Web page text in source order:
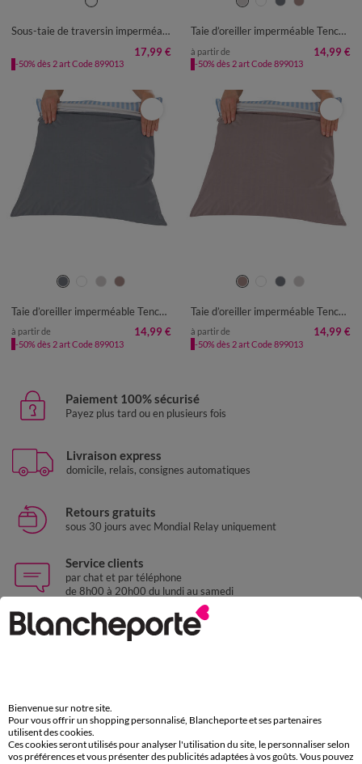
Sous-taie de traversin imperméable
17,99 €
-50% dès 2 art Code 899013
Taie d’oreiller imperméable Tencel®
à partir de 14,99 €
-50% dès 2 art Code 899013
Taie d’oreiller imperméable Tencel®
à partir de 14,99 €
-50% dès 2 art Code 899013
Taie d’oreiller imperméable Tencel®
à partir de 14,99 €
-50% dès 2 art Code 899013
Paiement 100% sécurisé
Payez plus tard ou en plusieurs fois
Livraison express
domicile, relais, consignes automatiques
Retours gratuits
sous 30 jours avec Mondial Relay uniquement
Service clients
par chat et par téléphone
de 8h00 à 20h00 du lundi au samedi
conditions dans votre email de confirmation
Ok
Bienvenue sur notre site.
Pour vous offrir un shopping personnalisé, Blancheporte et ses partenaires
utilisent des cookies.
Ces cookies seront utilisés pour analyser l'utilisation du site, le personnaliser selon
vos préférences et vous présenter des publicités adaptées à vos goûts. Vous pouvez